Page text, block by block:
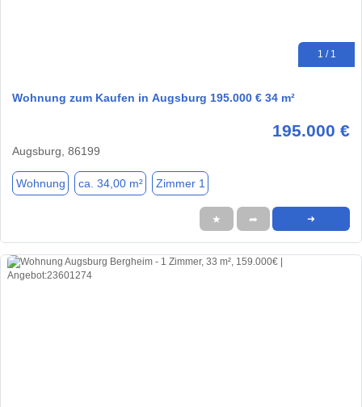
1 / 1
Wohnung zum Kaufen in Augsburg 195.000 € 34 m²
195.000 €
Augsburg, 86199
Wohnung ca. 34,00 m² Zimmer 1
★ ➦ ➜